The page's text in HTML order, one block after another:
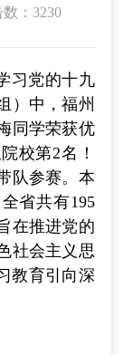
数：3230
习党的十九
）中，福州
同学荣获优
校第2名！
队参赛。本
省共有195
在推进党的
社会主义思
教育引向深